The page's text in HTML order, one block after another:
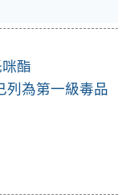
酯
列為第一級毒品